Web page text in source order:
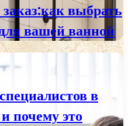
выбрать
вашей ванной
в
почему это